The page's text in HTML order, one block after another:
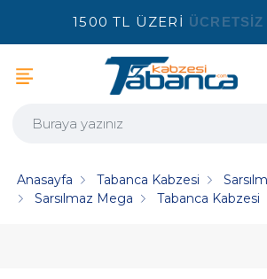
1500 TL ÜZERİ
Anasayfa Tabanca Kabzesi
Sarsılmaz Mega
Tabanca Kabzesi